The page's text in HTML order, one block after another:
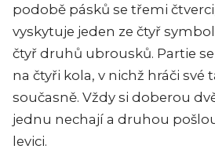
podobě pásků se třemi
vyskytuje jeden ze čtyř
čtyř druhů ubrousků. Partie
na čtyři kola, v nichž hráči své
současně. Vždy si doberou
jednu nechají a druhou
levici.